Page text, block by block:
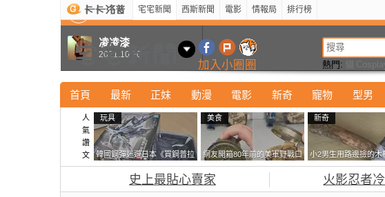
宅宅新聞 西斯新聞 電影 情報局 排行榜
加入小圈圈 熱門:
首頁 最新 正妹 動漫 電影 新奇 寵物 型男
人
氣
讚
文
玩具
韓國鋼彈迷遊日本《買鋼普拉
塞不進行李箱》網友們集思廣
益提供解方了……
美食
網友開箱80年前的美軍野戰口
糧 罐頭本身保存良好，但裡
面的味道...
新奇
小2男生用路邊撿的木
頭做成了《石斧》馬
包嚇一跳怎麼會有這
西！？
史上最貼心賣家 火影忍者
最新 新奇 正妹 寵物 型男 Kuso 科技 動漫
凌凌漆
2021.10.20